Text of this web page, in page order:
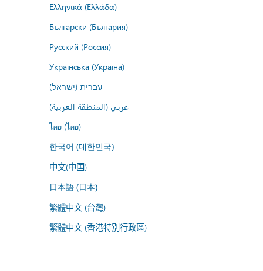
Ελληνικά (Ελλάδα)
Български (България)
Русский (Россия)
Українська (Україна)
עברית (ישראל)
عربي (المنطقة العربية)
ไทย (ไทย)
한국어 (대한민국)
中文(中国)
日本語 (日本)
繁體中文 (台灣)
繁體中文 (香港特別行政區)